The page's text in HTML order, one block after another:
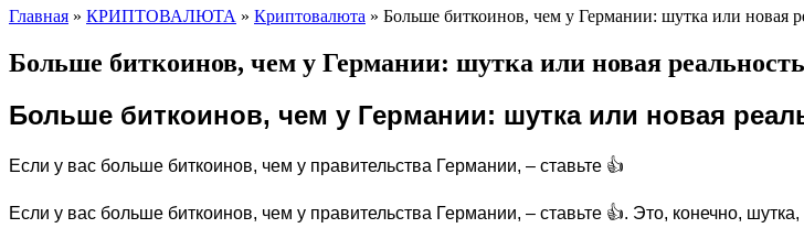
Главная » КРИПТОВАЛЮТА » Криптовалюта » Больше биткоинов, чем у Германии: шутка или новая
Больше биткоинов, чем у Германии: шутка или новая
Больше биткоинов, чем у Германии: шутка или новая
Если у вас больше биткоинов, чем у правительства Германии, – ставьте 👍
Если у вас больше биткоинов, чем у правительства Германии, – ставьте 👍. Это, конечно,